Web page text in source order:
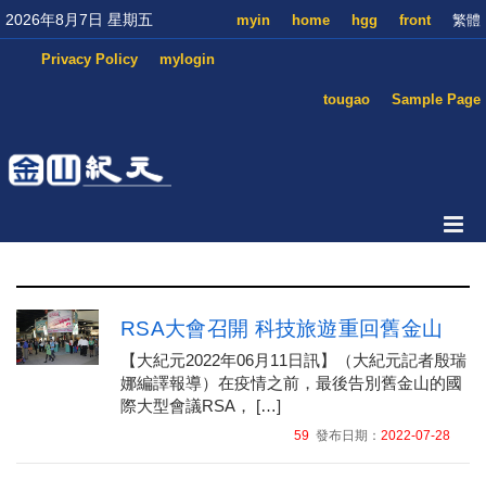
2026年8月7日 星期五 繁體
front
hgg
home
myin
mylogin
Privacy Policy
Sample Page
tougao
RSA大會召開 科技旅遊重回舊金山
【大紀元2022年06月11日訊】（大紀元記者殷瑞
娜編譯報導）在疫情之前，最後告別舊金山的國
際大型會議RSA， […]
59發布日期： 2022-07-28